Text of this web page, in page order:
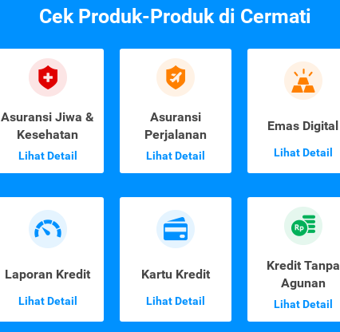
Cek Produk-Produk di Cermati
Asuransi Jiwa &
Kesehatan
Lihat Detail
Asuransi
Perjalanan
Lihat Detail
Emas Digital
Lihat Detail
Laporan Kredit
Lihat Detail
Kartu Kredit
Lihat Detail
Kredit Tanpa
Agunan
Lihat Detail